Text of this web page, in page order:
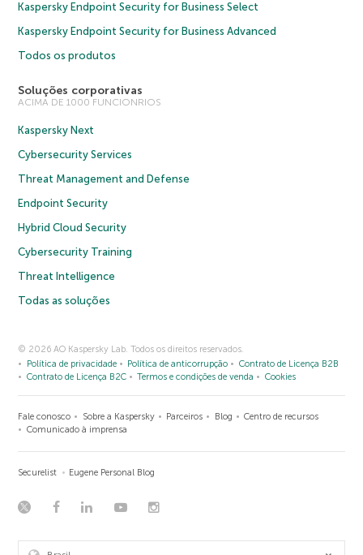
Kaspersky Endpoint Security for Business Select
Kaspersky Endpoint Security for Business Advanced
Todos os produtos
Soluções corporativas
ACIMA DE 1000 FUNCIONRIOS
Kaspersky Next
Cybersecurity Services
Threat Management and Defense
Endpoint Security
Hybrid Cloud Security
Cybersecurity Training
Threat Intelligence
Todas as soluções
© 2026 AO Kaspersky Lab. Todos os direitos reservados.
Política de privacidade
Política de anticorrupção
Contrato de Licença B2B
Contrato de Licença B2C
Termos e condições de venda Cookies
Fale conosco Sobre a Kaspersky Parceiros Blog
Centro de recursos
Comunicado à imprensa
Securelist Eugene Personal Blog